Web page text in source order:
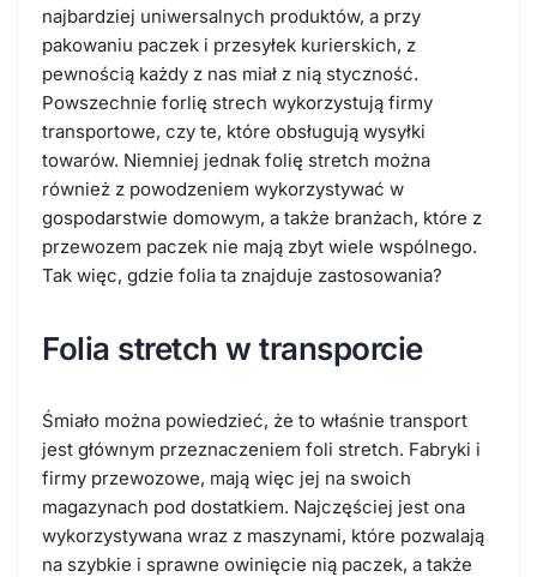
najbardziej uniwersalnych produktów, a przy
pakowaniu paczek i przesyłek kurierskich, z
pewnością każdy z nas miał z nią styczność.
Powszechnie forlię strech wykorzystują firmy
transportowe, czy te, które obsługują wysyłki
towarów. Niemniej jednak folię stretch można
również z powodzeniem wykorzystywać w
gospodarstwie domowym, a także branżach, które z
przewozem paczek nie mają zbyt wiele wspólnego.
Tak więc, gdzie folia ta znajduje zastosowania?
Folia stretch w transporcie
Śmiało można powiedzieć, że to właśnie transport
jest głównym przeznaczeniem foli stretch. Fabryki i
firmy przewozowe, mają więc jej na swoich
magazynach pod dostatkiem. Najczęściej jest ona
wykorzystywana wraz z maszynami, które pozwalają
na szybkie i sprawne owinięcie nią paczek, a także